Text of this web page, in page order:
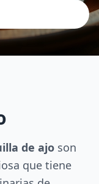
de ajo son
que tiene